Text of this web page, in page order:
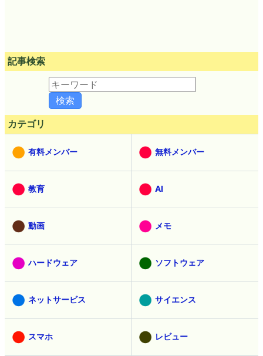
記事検索
カテゴリ
有料メンバー 無料メンバー
教育 AI
動画 メモ
ハードウェア ソフトウェア
ネットサービス サイエンス
スマホ レビュー